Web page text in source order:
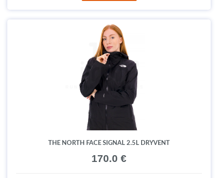
THE NORTH FACE SIGNAL 2.5L DRYVENT
170.0 €